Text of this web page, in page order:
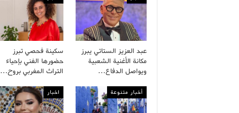
عبد العزيز الستاتي يبرز
مكانة الأغنية الشعبية
ويواصل الدفاع…
سكينة فحصي تبرز
حضورها الفني بإحياء
التراث المغربي بروح…
أخبار متنوعة اخبار